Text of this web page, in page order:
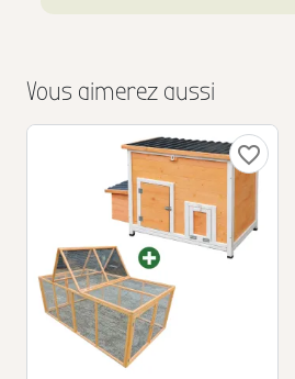
Vous aimerez aussi
favorite_border